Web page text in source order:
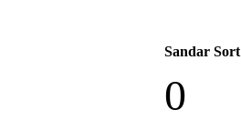
Sandar Sort
0